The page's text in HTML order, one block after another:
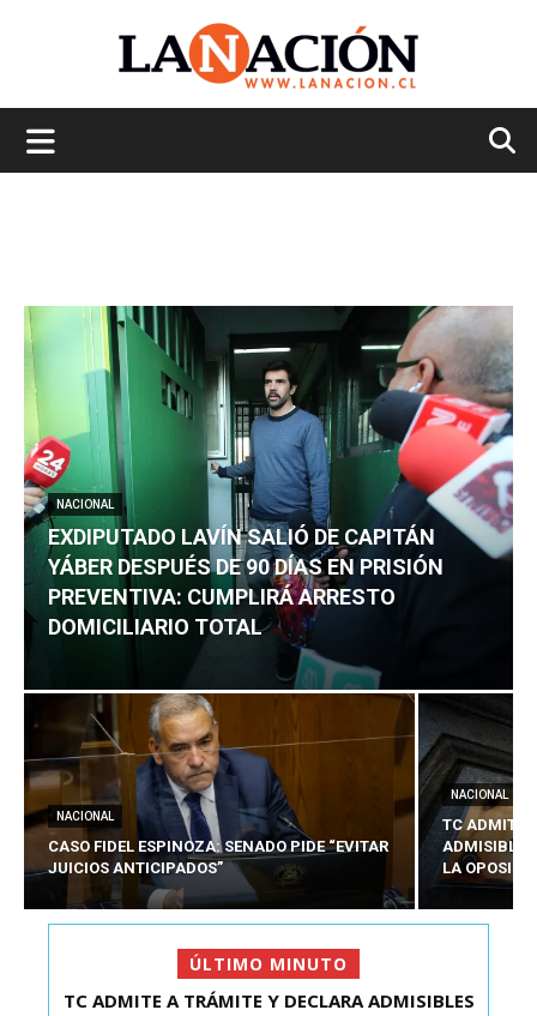
NACIONAL
EXDIPUTADO LAVÍN SALIÓ DE CAPITÁN
YÁBER DESPUÉS DE 90 DÍAS EN PRISIÓN
PREVENTIVA: CUMPLIRÁ ARRESTO
DOMICILIARIO TOTAL
NACIONAL
CASO FIDEL ESPINOZA: SENADO PIDE “EVITAR
JUICIOS ANTICIPADOS”
NACIONAL
TC ADMITE
ADMISIBLES
LA
ÚLTIMO MINUTO
EXDIPUTADO LAVÍN SALIÓ DE CAPITÁN YÁBER
TC ADMITE A TRÁMITE Y DECLARA ADMISIBLES